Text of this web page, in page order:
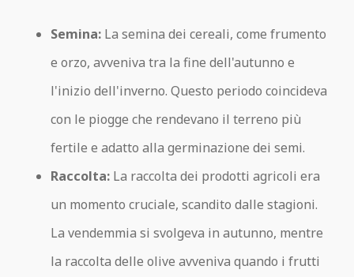
Semina: La semina dei cereali, come frumento
e orzo, avveniva tra la fine dell'autunno e
l'inizio dell'inverno. Questo periodo coincideva
con le piogge che rendevano il terreno più
fertile e adatto alla germinazione dei semi.
Raccolta: La raccolta dei prodotti agricoli era
un momento cruciale, scandito dalle stagioni.
La vendemmia si svolgeva in autunno, mentre
la raccolta delle olive avveniva quando i frutti